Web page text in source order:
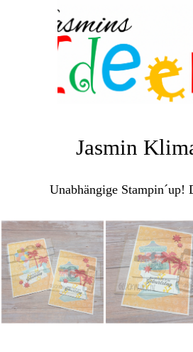
Jasmin
Unabhängige Stampin´up!